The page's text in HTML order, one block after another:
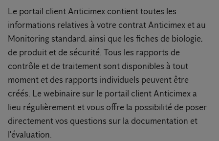
Le portail client Anticimex contient toutes les
informations relatives à votre contrat Anticimex et au
Monitoring standard, ainsi que les fiches de biologie,
de produit et de sécurité. Tous les rapports de
contrôle et de traitement sont disponibles à tout
moment et des rapports individuels peuvent être
créés. Le webinaire sur le portail client Anticimex a
lieu régulièrement et vous offre la possibilité de poser
directement vos questions sur la documentation et
l'évaluation.